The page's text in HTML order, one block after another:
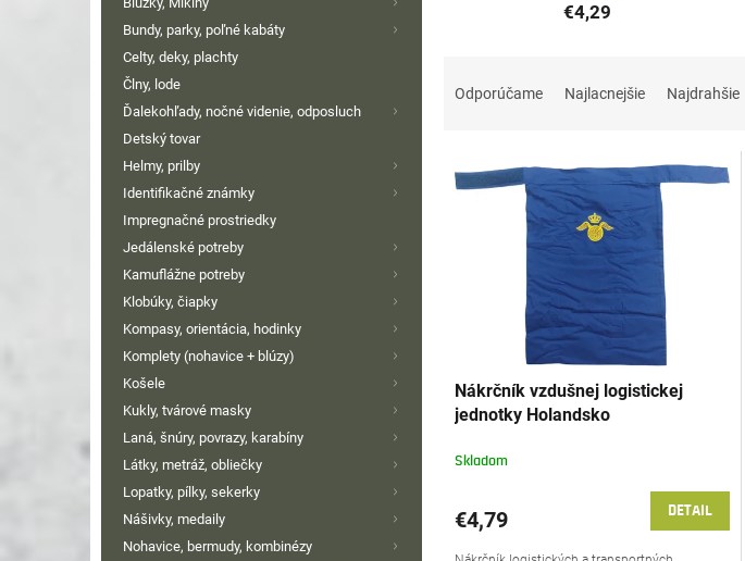
Bundy, parky, poľné kabáty
Celty, deky, plachty
Člny, lode
Ďalekohľady, nočné videnie, odposluch
Detský tovar
Helmy, prilby
Identifikačné známky
Impregnačné prostriedky
Jedálenské potreby
Kamuflážne potreby
Klobúky, čiapky
Kompasy, orientácia, hodinky
Komplety (nohavice + blúzy)
Košele
Kukly, tvárové masky
Laná, šnúry, povrazy, karabíny
Látky, metráž, obliečky
Lopatky, pílky, sekerky
Nášivky, medaily
Nohavice, bermudy, kombinézy
€4,29
Odporúčame Najlacnejšie Najdrahšie
Nákrčník vzdušnej logistickej
jednotky Holandsko
Skladom
€4,79 DETAIL